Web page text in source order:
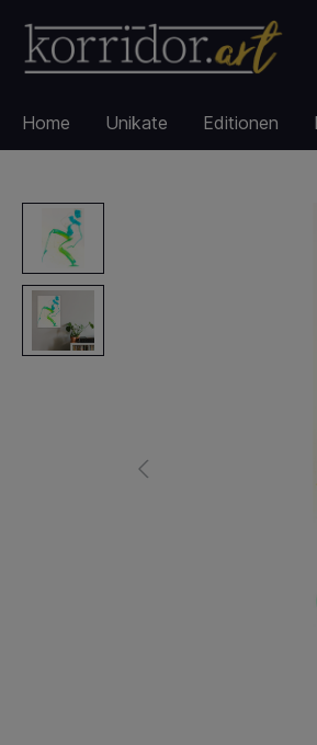
Home Unikate Editionen